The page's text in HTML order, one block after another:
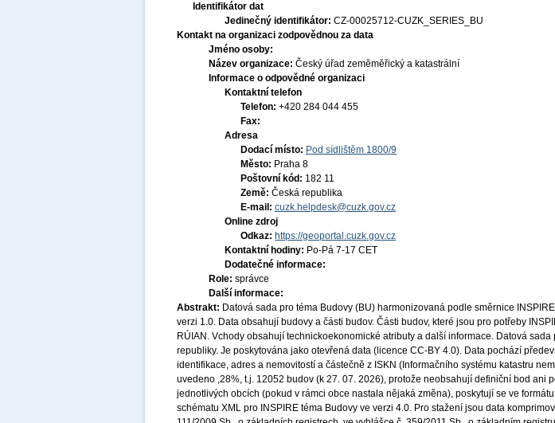
Identifikátor dat
Jedinečný identifikátor: CZ-00025712-CUZK_SERIES_BU
Kontakt na organizaci zodpovědnou za data
Jméno osoby:
Název organizace: Český úřad zeměměřický a katastrální
Informace o odpovědné organizaci
Kontaktní telefon
Telefon: +420 284 044 455
Fax:
Adresa
Dodací místo: Pod sídlištěm 1800/9
Město: Praha 8
Poštovní kód: 182 11
Země: Česká republika
E-mail: cuzk.helpdesk@cuzk.gov.cz
Online zdroj
Odkaz: https://geoportal.cuzk.gov.cz
Kontaktní hodiny: Po-Pá 7-17 CET
Dodatečné informace:
Role: správce
Další informace:
Abstrakt: Datová sada pro téma Budovy (BU) harmonizovaná podle směrnice
verzi 1.0. Data obsahují budovy a části budov. Části budov, které jsou pro potřeby
RÚIAN. Vchody obsahují technickoekonomické atributy a další informace. Datová sada
republiky. Je poskytována jako otevřená data (licence CC-BY 4.0). Data pochází
identifikace, adres a nemovitostí a částečně z ISKN (Informačního systému katastru
uvedeno ,28%, t.j. 12052 budov (k 27. 07. 2026), protože neobsahují definiční bod ani
jednotlivých obcích (pokud v rámci obce nastala nějaká změna), poskytují se ve
schématu XML pro INSPIRE téma Budovy ve verzi 4.0. Pro stažení jsou data